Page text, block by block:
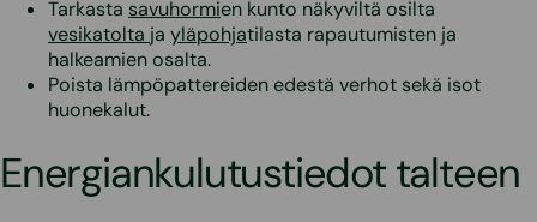
Tarkasta savuhormien kunto näkyviltä osilta
vesikatolta ja yläpohjatilasta rapautumisten ja
halkeamien osalta.
Poista lämpöpattereiden edestä verhot sekä isot
huonekalut.
Energiankulutustiedot talteen